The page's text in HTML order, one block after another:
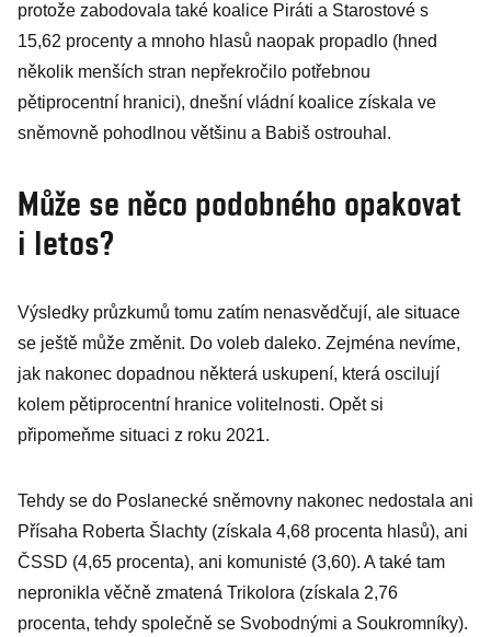
protože zabodovala také koalice Piráti a Starostové s
15,62 procenty a mnoho hlasů naopak propadlo (hned
několik menších stran nepřekročilo potřebnou
pětiprocentní hranici), dnešní vládní koalice získala ve
sněmovně pohodlnou většinu a Babiš ostrouhal.
Může se něco podobného opakovat
i letos?
Výsledky průzkumů tomu zatím nenasvědčují, ale situace
se ještě může změnit. Do voleb daleko. Zejména nevíme,
jak nakonec dopadnou některá uskupení, která oscilují
kolem pětiprocentní hranice volitelnosti. Opět si
připomeňme situaci z roku 2021.
Tehdy se do Poslanecké sněmovny nakonec nedostala ani
Přísaha Roberta Šlachty (získala 4,68 procenta hlasů), ani
ČSSD (4,65 procenta), ani komunisté (3,60). A také tam
nepronikla věčně zmatená Trikolora (získala 2,76
procenta, tehdy společně se Svobodnými a Soukromníky).